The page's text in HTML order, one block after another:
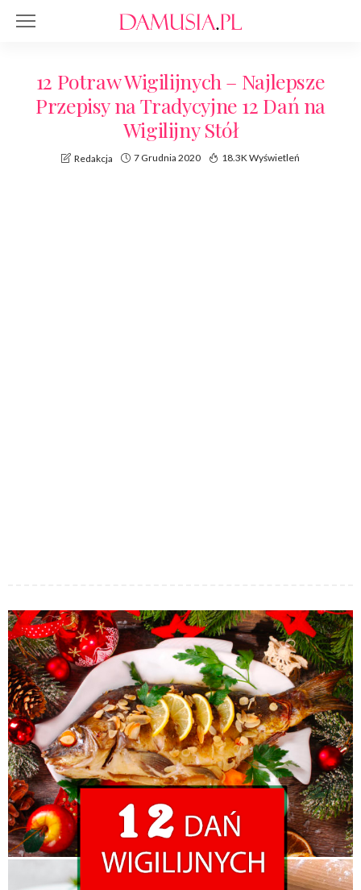
12 Potraw Wigilijnych – Najlepsze
Przepisy na Tradycyjne 12 Dań na
Wigilijny Stół
Redakcja 7 Grudnia 2020 18.3K Wyświetleń